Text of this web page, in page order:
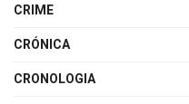
CRIME
CRÓNICA
CRONOLOGIA